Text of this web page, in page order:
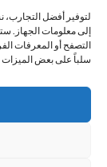
لتوفير أفضل التجارب،
إلى معلومات الجهاز.
التصفح أو المعرفات
سلباً على بعض